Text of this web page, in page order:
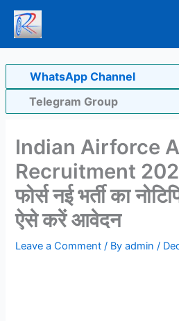
Skip
content
WhatsApp Channel
Telegram Group
Indian Airforce
Recruitment
फोर्स नई भर्ती का
ऐसे करें आवेदन
Leave a Comment / Byadmin/